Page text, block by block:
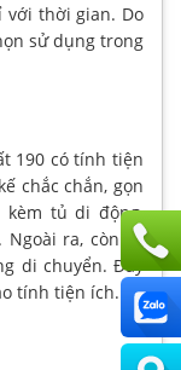
với thời gian. Do
sử dụng trong
190 có tính tiện
chắc chắn, gọn
kèm tủ di động,
Ngoài ra, còn có
di chuyển. Đây
tính tiện ích.